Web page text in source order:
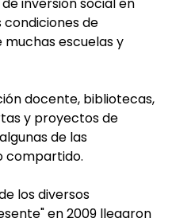
condiciones de
muchas escuelas y
docente, bibliotecas,
y proyectos de
de las
compartido.
los diversos
en 2009 llegaron